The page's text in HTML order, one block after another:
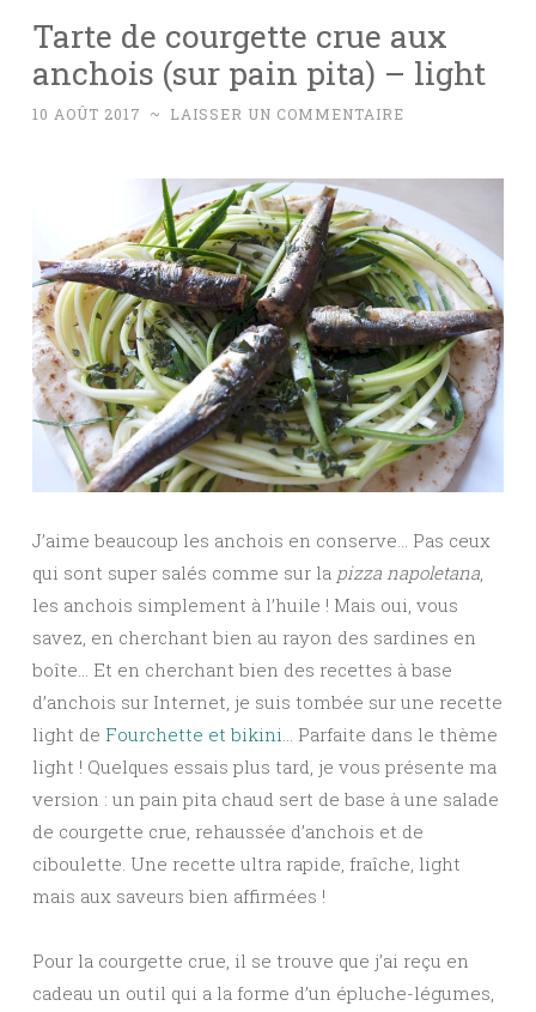
Tarte de courgette crue aux
anchois (sur pain pita) – light
10 AOÛT 2017 ~ LAISSER UN COMMENTAIRE
J’aime beaucoup les anchois en conserve… Pas ceux
qui sont super salés comme sur la pizza napoletana,
les anchois simplement à l’huile ! Mais oui, vous
savez, en cherchant bien au rayon des sardines en
boîte… Et en cherchant bien des recettes à base
d’anchois sur Internet, je suis tombée sur une recette
light de Fourchette et bikini… Parfaite dans le thème
light ! Quelques essais plus tard, je vous présente ma
version : un pain pita chaud sert de base à une salade
de courgette crue, rehaussée d’anchois et de
ciboulette. Une recette ultra rapide, fraîche, light
mais aux saveurs bien affirmées !
Pour la courgette crue, il se trouve que j’ai reçu en
cadeau un outil qui a la forme d’un épluche-légumes,